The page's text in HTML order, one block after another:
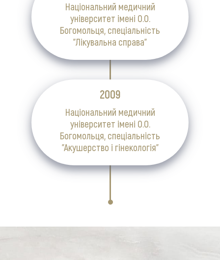
Національний медичний
університет імені О.О.
Богомольця, спеціальність
"Лікувальна справа"
2009
Національний медичний
університет імені О.О.
Богомольця, спеціальність
"Акушерство і гінекологія"